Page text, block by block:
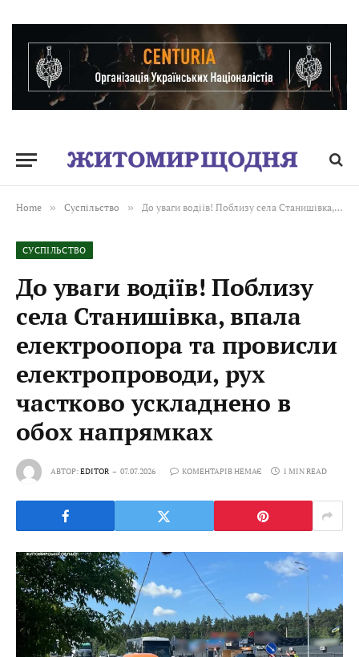
Home » Суспільство » До уваги водіїв! Поблизу села Станишівка, впала електроопора та провисли електропроводи, рух частково ускладнено в обох напрямках
СУСПІЛЬСТВО
До уваги водіїв! Поблизу
села Станишівка, впала
електроопора та провисли
електропроводи, рух
частково ускладнено в
обох напрямках
АВТОР:EDITOR 07.07.2026 КОМЕНТАРІВ НЕМАЄ 1 MIN READ